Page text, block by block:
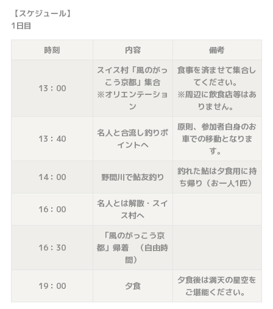
【スケジュール】
1日目
時刻 内容 備考
13：00
スイス村「風のがっ
こう京都」集合
※オリエンテーショ
ン
食事を済ませて集合し
てください。
※周辺に飲食店等はあ
りません。
13：40
名人と合流し釣りポ
イントへ
原則、参加者自身のお
車での移動となりま
す。
14：00 野間川で鮎友釣り
釣れた鮎は夕食用に持
ち帰り（お一人1匹）
16：00
名人とは解散・スイ
ス村へ
16：30
「風のがっこう京
都」帰着 （自由時
間）
19：00 夕食
夕食後は満天の星空を
ご堪能ください。